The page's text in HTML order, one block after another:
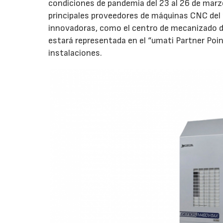
condiciones de pandemia del 23 al 26 de
principales proveedores de máquinas CNC
innovadoras, como el centro de mecanizado
estará representada en el “umati Partner
instalaciones.